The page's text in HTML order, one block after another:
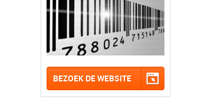
BEZOEK DE WEBSITE